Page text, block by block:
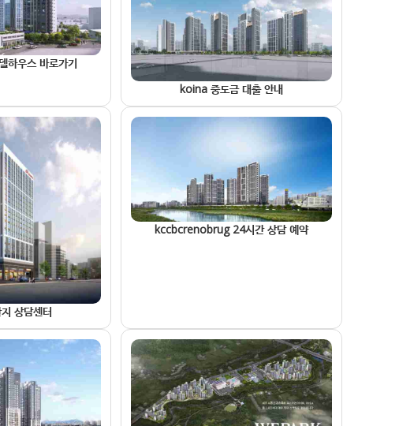
우스 바로가기
koina 중도금 대출 안내
상담센터
kccbcrenobrug 24시간 상담 예약